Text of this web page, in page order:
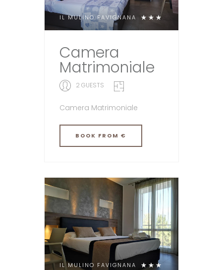
IL MULINO FAVIGNANA
Camera
Matrimoniale
2 GUESTS
Camera Matrimoniale
BOOK FROM €
IL MULINO FAVIGNANA